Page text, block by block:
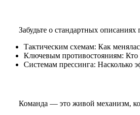
Забудьте о стандартных
Тактическим схемам: Как
Ключевым противостояниям: Кто
Системам прессинга: Насколько
Команда — это живой механизм,